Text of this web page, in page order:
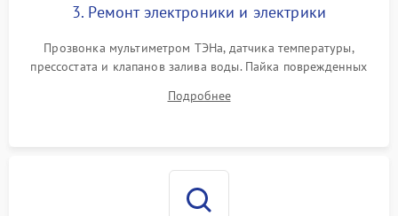
3. Ремонт электроники и электрики
Прозвонка мультиметром ТЭНа, датчика температуры,
прессостата и клапанов залива воды. Пайка поврежденных
Восстановление целостности проводки и контактов.
Подробнее